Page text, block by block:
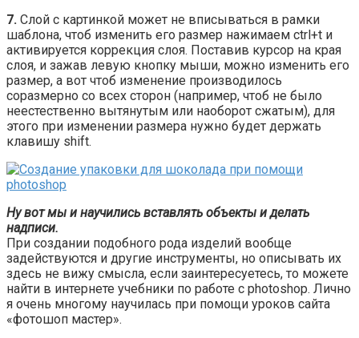
7. Слой с картинкой может не вписываться в рамки
шаблона, чтоб изменить его размер нажимаем ctrl+t и
активируется коррекция слоя. Поставив курсор на края
слоя, и зажав левую кнопку мыши, можно изменить его
размер, а вот чтоб изменение производилось
соразмерно со всех сторон (например, чтоб не было
неестественно вытянутым или наоборот сжатым), для
этого при изменении размера нужно будет держать
клавишу shift.
Ну вот мы и научились вставлять объекты и делать
надписи.
При создании подобного рода изделий вообще
задействуются и другие инструменты, но описывать их
здесь не вижу смысла, если заинтересуетесь, то можете
найти в интернете учебники по работе с photoshop. Лично
я очень многому научилась при помощи уроков сайта
«фотошоп мастер».